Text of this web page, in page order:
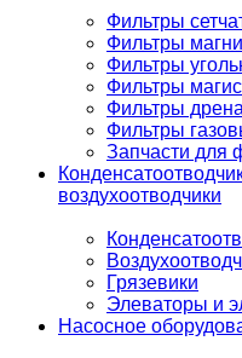
Фильтры
Фильтры
Фильтры
Фильтры
Фильтры
Фильтры
Запчасти для
воздухоотводчики
Грязевики
Элеваторы и
Насосное